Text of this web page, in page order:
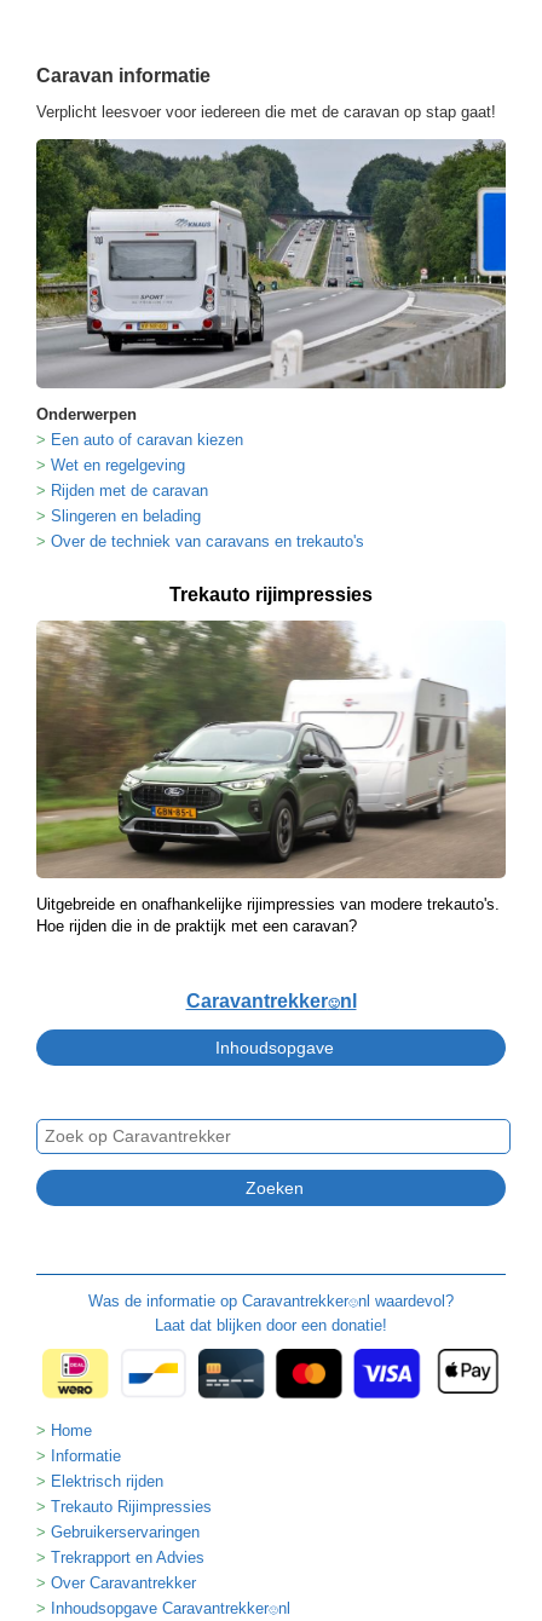
Caravan informatie
Verplicht leesvoer voor iedereen die met de caravan op stap gaat!
Onderwerpen
Een auto of caravan kiezen
Wet en regelgeving
Rijden met de caravan
Slingeren en belading
Over de techniek van caravans en trekauto's
Trekauto rijimpressies
Uitgebreide en onafhankelijke rijimpressies van modere trekauto's.
Hoe rijden die in de praktijk met een caravan?
Caravantrekker🙂nl
Was de informatie op Caravantrekker🙂nl waardevol?
Laat dat blijken door een donatie!
Home
Informatie
Elektrisch rijden
Trekauto Rijimpressies
Gebruikerservaringen
Trekrapport en Advies
Over Caravantrekker
Inhoudsopgave Caravantrekker🙂nl